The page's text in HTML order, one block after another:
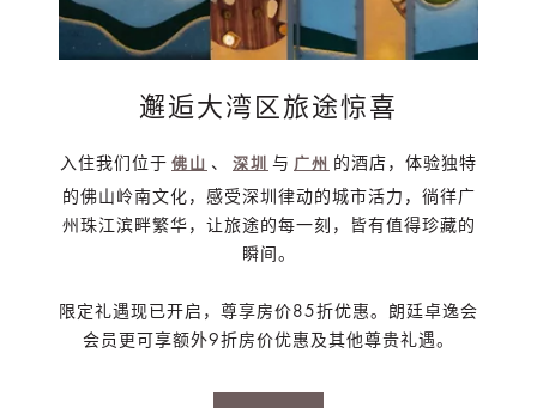
邂逅大湾区旅途惊喜
入住我们位于 佛山 、 深圳 与 广州
的酒店，体验独特
的佛山岭南文化，感受深圳律动的城市活力，徜徉广
州珠江滨畔繁华，让旅途的每一刻，皆有值得珍藏的
瞬间。
限定礼遇现已开启，尊享房价85折优惠。朗廷卓逸会
会员更可享额外9折房价优惠及其他尊贵礼遇。